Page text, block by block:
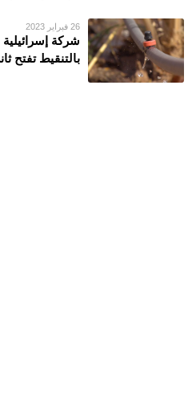
26 فبراير 2023
شركة
بالتنقيط تفتح